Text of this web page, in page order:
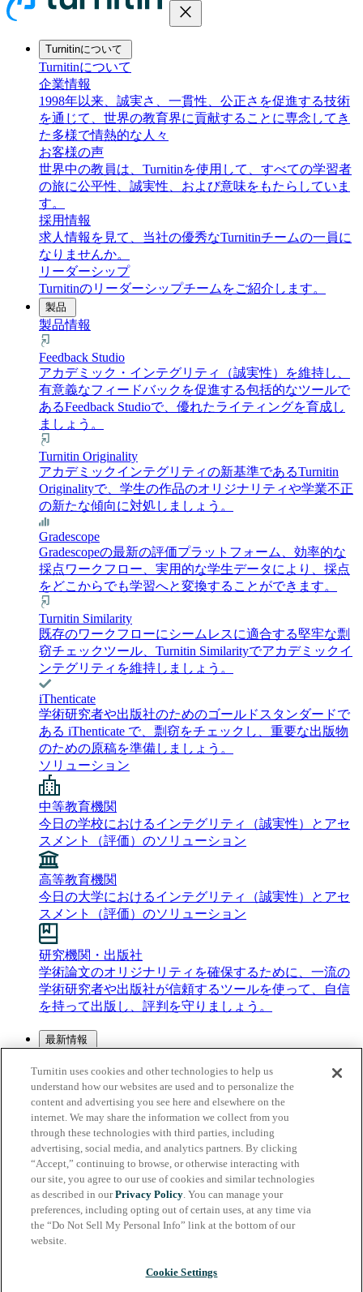
close
Turnitinについて
Turnitinについて
企業情報
1998年以来、誠実さ、一貫性、公正さを促進する技術
を通じて、世界の教育界に貢献することに専念してき
た多様で情熱的な人々
お客様の声
世界中の教員は、Turnitinを使用して、すべての学習者
の旅に公平性、誠実性、および意味をもたらしていま
す。
採用情報
求人情報を見て、当社の優秀なTurnitinチームの一員に
なりませんか。
リーダーシップ
Turnitinのリーダーシップチームをご紹介します。
製品
製品情報
Feedback Studio
アカデミック・インテグリティ（誠実性）を維持し、
有意義なフィードバックを促進する包括的なツールで
あるFeedback Studioで、優れたライティングを育成し
ましょう。
Turnitin Originality
アカデミックインテグリティの新基準であるTurnitin
Originalityで、学生の作品のオリジナリティや学業不正
の新たな傾向に対処しましょう。
Gradescope
Gradescopeの最新の評価プラットフォーム、効率的な
採点ワークフロー、実用的な学生データにより、採点
をどこからでも学習へと変換することができます。
Turnitin Similarity
既存のワークフローにシームレスに適合する堅牢な剽
窃チェックツール、Turnitin Similarityでアカデミックイ
ンテグリティを維持しましょう。
iThenticate
学術研究者や出版社のためのゴールドスタンダードで
ある iThenticate で、剽窃をチェックし、重要な出版物
のための原稿を準備しましょう。
ソリューション
中等教育機関
今日の学校におけるインテグリティ（誠実性）とアセ
スメント（評価）のソリューション
高等教育機関
今日の大学におけるインテグリティ（誠実性）とアセ
スメント（評価）のソリューション
研究機関・出版社
学術論文のオリジナリティを確保するために、一流の
学術研究者や出版社が信頼するツールを使って、自信
を持って出版し、評判を守りましょう。
最新情報
メディアセンター
メディアキット
TurnitinのメディアキットでTurnitinについて詳しく知る
ことができます。
プレスリリース
Turnitinの最新のプレスリリースやお知らせを掲載して
います。
サポートセンター (EN)
お問い合わせ
ログイン
インストラクターまたは受講者とし
Turnitin uses cookies and other technologies to help us
understand how our websites are used and to personalize the
content and advertising you see here and elsewhere on the
internet. We may share the information we collect from you
through these technologies with third parties, including
advertising, social media, and analytics partners. By clicking
“Accept,” continuing to browse, or otherwise interacting with
our site, you agree to our use of cookies and similar technologies
as described in ourPrivacy Policy. You can manage your
preferences, including opting out of certain uses, at any time via
the “Do Not Sell My Personal Info” link at the bottom of our
website.
Cookie Settings